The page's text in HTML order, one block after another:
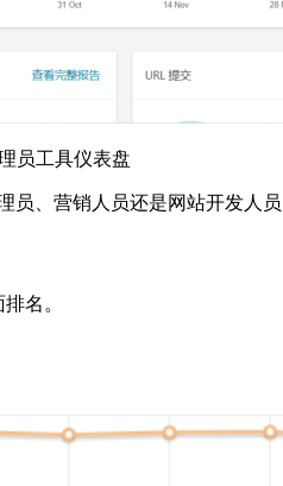
员工具仪表盘
员、营销人员还是网站开发人
名。